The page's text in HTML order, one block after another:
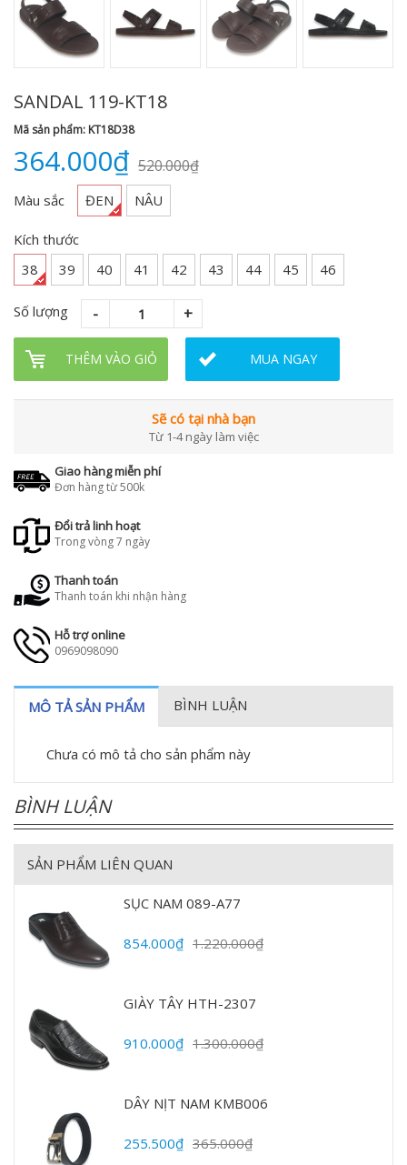
SANDAL 119-KT18
Mã sản phẩm: KT18D38
364.000₫ 520.000₫
Màu sắc ĐEN NÂU
Kích thước
38
39 40 41 42 43 44 45 46
Số lượng
THÊM VÀO GIỎ MUA NGAY
Sẽ có tại nhà bạn
Từ 1-4 ngày làm việc
Giao hàng miễn phí
Đơn hàng từ 500k
Đổi trả linh hoạt
Trong vòng 7 ngày
Thanh toán
Thanh toán khi nhận hàng
Hỗ trợ online
0969098090
MÔ TẢ SẢN PHẨM BÌNH LUẬN
Chưa có mô tả cho sản phẩm này
BÌNH LUẬN
SẢN PHẨM LIÊN QUAN
SỤC NAM 089-A77
854.000₫ 1.220.000₫
GIÀY TÂY HTH-2307
910.000₫ 1.300.000₫
DÂY NỊT NAM KMB006
255.500₫ 365.000₫